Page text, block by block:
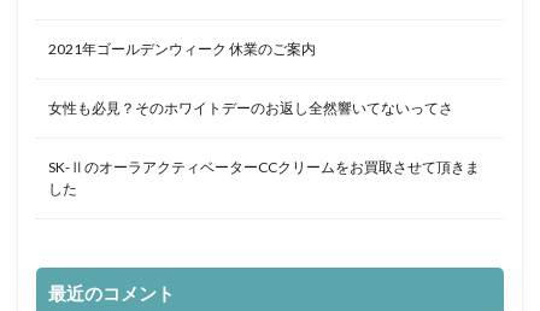
2021年ゴールデンウィーク 休業のご案内
女性も必見？そのホワイトデーのお返し全然響いてないってさ
SK-ⅡのオーラアクティベーターCCクリームをお買取させて頂きま
した
最近のコメント